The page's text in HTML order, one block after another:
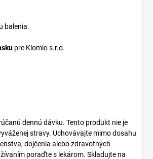
balenia.
pre Klomio s.r.o.
dennú dávku. Tento produkt nie je
stravy. Uchovávajte mimo dosahu
dojčenia alebo zdravotných
poraďte s lekárom. Skladujte na